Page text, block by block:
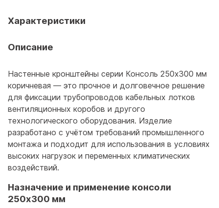
Характеристики
Описание
Настенные кронштейны серии Консоль 250x300 мм
коричневая — это прочное и долговечное решение
для фиксации трубопроводов кабельных лотков
вентиляционных коробов и другого
технологического оборудования. Изделие
разработано с учётом требований промышленного
монтажа и подходит для использования в условиях
высоких нагрузок и переменных климатических
воздействий.
Назначение и применение консоли
250x300 мм